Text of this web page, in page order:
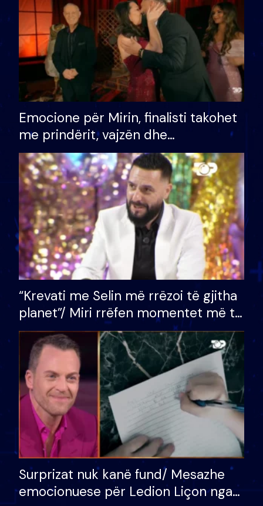
Emocione për Mirin, finalisti takohet
me prindërit, vajzën dhe
bashkëshorten: S’kemi ndonjë letër
divorci apo jo?
“Krevati me Selin më rrëzoi të gjitha
planet”/ Miri rrëfen momentet më të
bukura në shtëpinë e BB VIP: Do më
mungojë zilja e mëngjesit kur…
Surprizat nuk kanë fund/ Mesazhe
emocionuese për Ledion Liçon nga